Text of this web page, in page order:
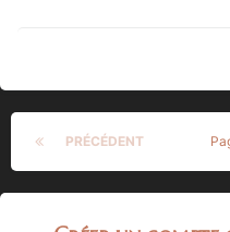
PRÉCÉDENT